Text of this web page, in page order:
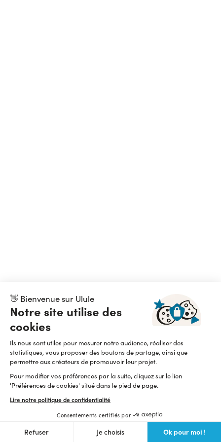
👋 Bienvenue sur Ulule
Notre site utilise des
cookies
Ils nous sont utiles pour mesurer notre audience, réaliser des
statistiques, vous proposer des boutons de partage, ainsi que
permettre aux créateurs de promouvoir leur projet.
Pour modifier vos préférences par la suite, cliquez sur le lien
'Préférences de cookies' situé dans le pied de page.
Lire notre politique de confidentialité
Consentements certifiés par
Refuser Je choisis Ok pour moi !